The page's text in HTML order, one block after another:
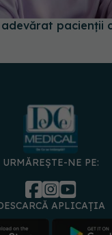
URMĂREȘTE-NE PE:
DESCARCĂ APLICAȚIA